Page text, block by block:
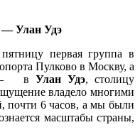
— Улан Удэ
первая группа в
Пулково в Москву, а
— в Улан Удэ, столицу
владело многими
почти 6 часов, а мы были
масштабы страны,